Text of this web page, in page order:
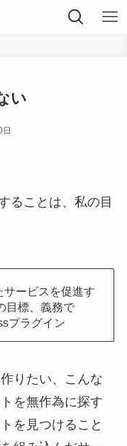
い
ることは、私の目
サービスを促進す
目標、義務で
プラグイン
りたい、こんな
を無作為に探す
を見つけること